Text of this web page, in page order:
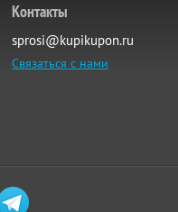
Контакты
sprosi@kupikupon.ru
Связаться с нами